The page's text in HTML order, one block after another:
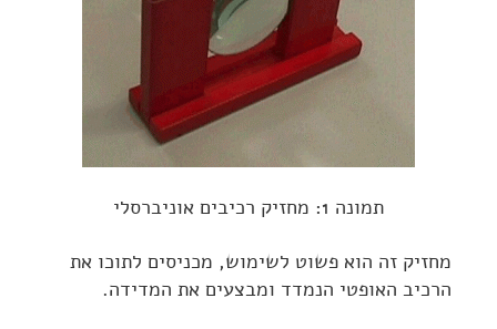
תמונה 1: מחזיק רכיבים אוניברסלי
מחזיק זה הוא פשוט לשימוש, מכניסים לתוכו את
הרכיב האופטי הנמדד ומבצעים את המדידה.